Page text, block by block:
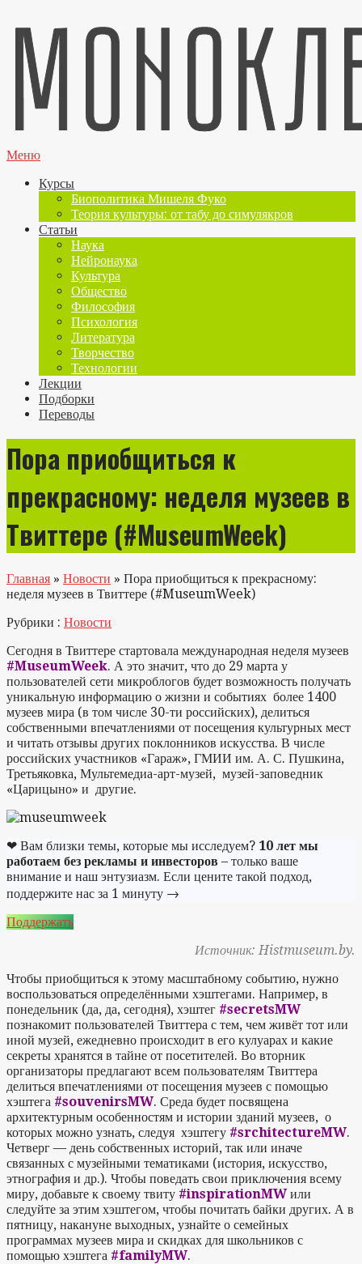
Меню
Курсы
Биополитика Мишеля Фуко
Теория культуры: от табу до симулякров
Статьи
Наука
Нейронаука
Культура
Общество
Философия
Психология
Литература
Творчество
Технологии
Лекции
Подборки
Переводы
Пора приобщиться к
прекрасному: неделя музеев в
Твиттере (#MuseumWeek)
Главная » Новости » Пора приобщиться к прекрасному:
неделя музеев в Твиттере (#MuseumWeek)
Рубрики : Новости
Сегодня в Твиттере стартовала международная неделя музеев
#MuseumWeek. А это значит, что до 29 марта у
пользователей сети микроблогов будет возможность получать
уникальную информацию о жизни и событиях более 1400
музеев мира (в том числе 30-ти российских), делиться
собственными впечатлениями от посещения культурных мест
и читать отзывы других поклонников искусства. В числе
российских участников «Гараж», ГМИИ им. А. С. Пушкина,
Третьяковка, Мультемедиа-арт-музей, музей-заповедник
«Царицыно» и другие.
❤ Вам близки темы, которые мы исследуем? 10 лет мы
работаем без рекламы и инвесторов – только ваше
внимание и наш энтузиазм. Если цените такой подход,
поддержите нас за 1 минуту →
Поддержать
Источник: Histmuseum.by.
Чтобы приобщиться к этому масштабному событию, нужно
воспользоваться определёнными хэштегами. Например, в
понедельник (да, да, сегодня), хэштег #secretsMW
познакомит пользователей Твиттера с тем, чем живёт тот или
иной музей, ежедневно происходит в его кулуарах и какие
секреты хранятся в тайне от посетителей. Во вторник
организаторы предлагают всем пользователям Твиттера
делиться впечатлениями от посещения музеев с помощью
хэштега #souvenirsMW. Среда будет посвящена
архитектурным особенностям и истории зданий музеев, о
которых можно узнать, следуя хэштегу #srchitectureMW.
Четверг — день собственных историй, так или иначе
связанных с музейными тематиками (история, искусство,
этнография и др.). Чтобы поведать свои приключения всему
миру, добавьте к своему твиту #inspirationMW или
следуйте за этим хэштегом, чтобы почитать байки других. А в
пятницу, накануне выходных, узнайте о семейных
программах музеев мира и скидках для школьников с
помощью хэштега #familyMW.